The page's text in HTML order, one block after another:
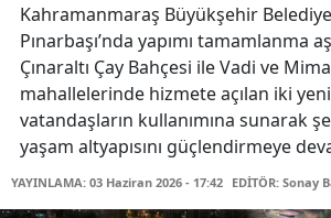
Kahramanmaraş Büyükşehir
Pınarbaşı’nda yapımı tamamlanma
Çınaraltı Çay Bahçesi ile Vadi ve
mahallelerinde hizmete açılan iki
vatandaşların kullanımına sunarak
yaşam altyapısını güçlendirmeye
YAYINLAMA: 03 Haziran 2026 - 17:42 EDİTÖR: Sonay